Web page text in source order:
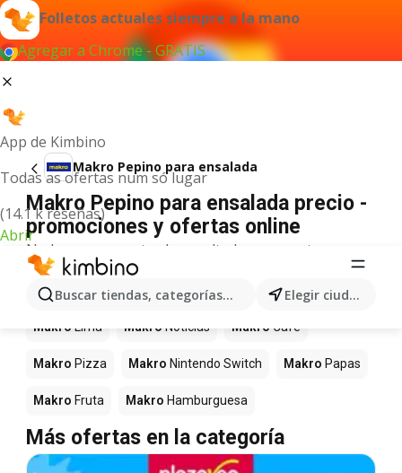
Folletos actuales siempre a la mano
Agregar a Chrome - GRATIS
App de Kimbino
Todas as ofertas num só lugar
(14.1 k reseñas)
Abrir
Buscar tiendas, categorías, productos... Elegir ciudad
Makro Pepino para ensalada
Makro Pepino para ensalada precio -
promociones y ofertas online
No hemos encontrado resultados para este
término.
Más productos en tiendas Makro
Makro Lima Makro Noticias Makro Café
Makro Pizza Makro Nintendo Switch Makro Papas
Makro Fruta Makro Hamburguesa
Más ofertas en la categoría